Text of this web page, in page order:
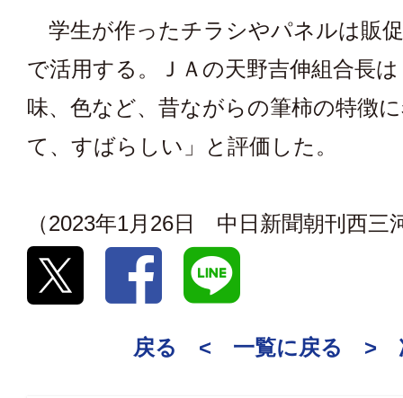
学生が作ったチラシやパネルは販
で活用する。ＪＡの天野吉伸組合長
味、色など、昔ながらの筆柿の特徴
て、すばらしい」と評価した。
（2023年1月26日 中日新聞朝刊西三
戻る < 一覧に戻る >